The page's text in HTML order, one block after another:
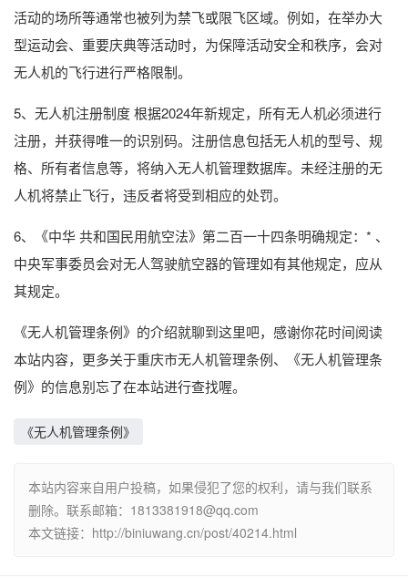
活动的场所等通常也被列为禁飞或限飞区域。例如，在举办大
型运动会、重要庆典等活动时，为保障活动安全和秩序，会对
无人机的飞行进行严格限制。
5、无人机注册制度 根据2024年新规定，所有无人机必须进行
注册，并获得唯一的识别码。注册信息包括无人机的型号、规
格、所有者信息等，将纳入无人机管理数据库。未经注册的无
人机将禁止飞行，违反者将受到相应的处罚。
6、《中华 共和国民用航空法》第二百一十四条明确规定：* 、
中央军事委员会对无人驾驶航空器的管理如有其他规定，应从
其规定。
《无人机管理条例》的介绍就聊到这里吧，感谢你花时间阅读
本站内容，更多关于重庆市无人机管理条例、《无人机管理条
例》的信息别忘了在本站进行查找喔。
《无人机管理条例》
本站内容来自用户投稿，如果侵犯了您的权利，请与我们联系
删除。联系邮箱：1813381918@qq.com
本文链接：http://biniuwang.cn/post/40214.html